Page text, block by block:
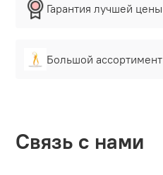
Гарантия лучшей цены
Большой ассортимент
Связь с нами